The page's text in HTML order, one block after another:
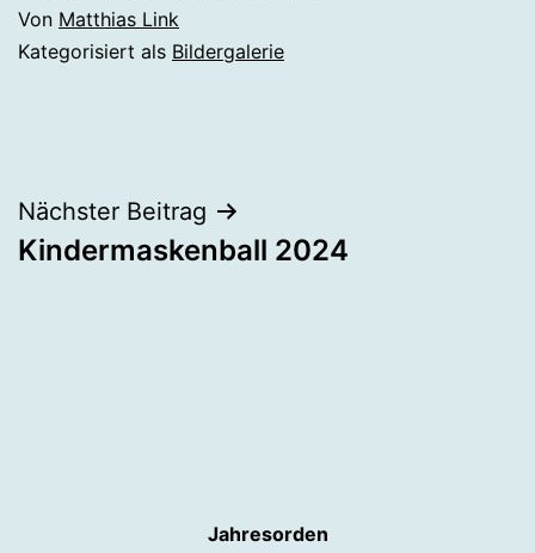
Von Matthias Link
Kategorisiert als Bildergalerie
Beitragsnavigation
Nächster Beitrag
Kindermaskenball 2024
Jahresorden